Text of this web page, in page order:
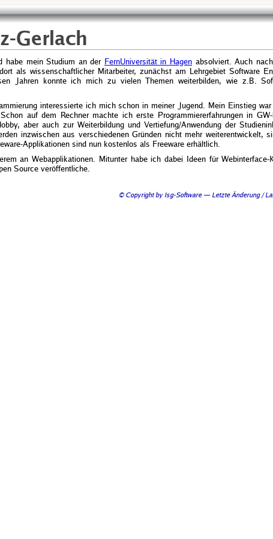
Gerlach
habe mein Studium an der FernUniversität in Hagen absolviert. Auch
als wissenschaftlicher Mitarbeiter, zunächst am Lehrgebiet Software
Jahren konnte ich mich zu vielen Themen weiterbilden, wie z.B.
interessierte ich mich schon in meiner Jugend. Mein Einstieg
auf dem Rechner machte ich erste Programmiererfahrungen in
aber auch zur Weiterbildung und Vertiefung/Anwendung der
inzwischen aus verschiedenen Gründen nicht mehr weiterentwickelt,
Applikationen sind nun kostenlos als Freeware erhältlich.
an Webapplikationen. Mitunter habe ich dabei Ideen für
Source veröffentliche.
© Copyright by Isg-Software — Letzte Änderung /